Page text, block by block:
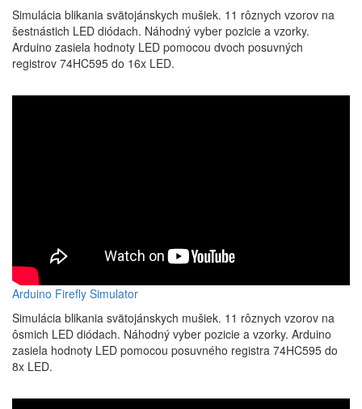
Simulácia blikania svätojánskych mušiek. 11 rôznych vzorov na
šestnástich LED diódach. Náhodný vyber pozicie a vzorky.
Arduino zasiela hodnoty LED pomocou dvoch posuvných
registrov 74HC595 do 16x LED.
Arduino Firefly Simulator
Simulácia blikania svätojánskych mušiek. 11 rôznych vzorov na
ôsmich LED diódach. Náhodný vyber pozicie a vzorky. Arduino
zasiela hodnoty LED pomocou posuvného registra 74HC595 do
8x LED.